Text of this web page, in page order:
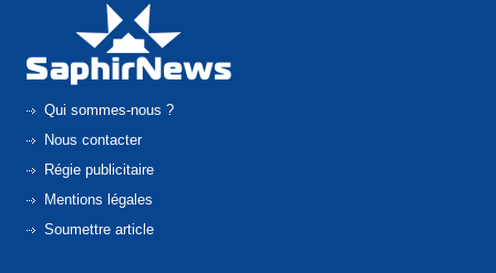
Qui sommes-nous ?
Nous contacter
Régie publicitaire
Mentions légales
Soumettre article